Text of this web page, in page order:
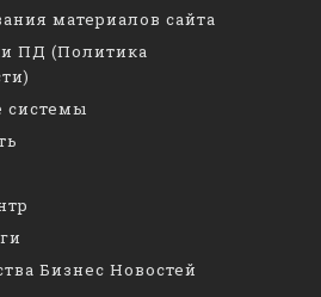
материалов сайта
ПД (Политика
системы
Бизнес Новостей